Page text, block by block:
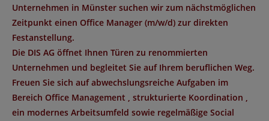
Unternehmen in Münster suchen wir zum nächstmöglichen
Zeitpunkt einen Office Manager (m/w/d) zur direkten
Festanstellung.
Die DIS AG öffnet Ihnen Türen zu renommierten
Unternehmen und begleitet Sie auf Ihrem beruflichen Weg.
Freuen Sie sich auf abwechslungsreiche Aufgaben im
Bereich Office Management , strukturierte Koordination ,
ein modernes Arbeitsumfeld sowie regelmäßige Social